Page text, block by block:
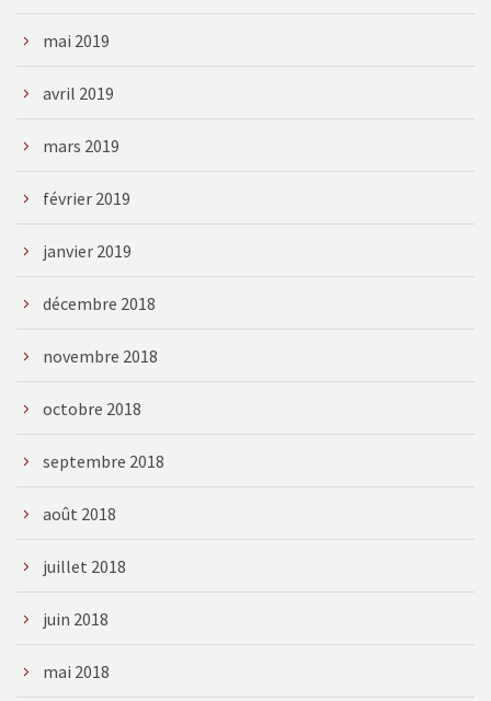
mai 2019
avril 2019
mars 2019
février 2019
janvier 2019
décembre 2018
novembre 2018
octobre 2018
septembre 2018
août 2018
juillet 2018
juin 2018
mai 2018